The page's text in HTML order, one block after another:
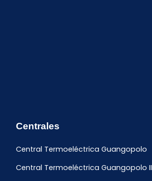
Centrales
Central Termoeléctrica Guangopolo
Central Termoeléctrica Guangopolo II